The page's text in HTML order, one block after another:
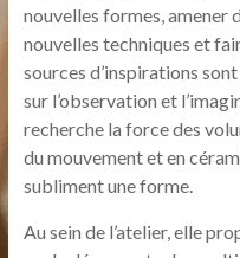
nouvelles formes, amener
nouvelles techniques et
sources d’inspirations
sur l’observation et
recherche la force des
du mouvement et en
subliment une forme.
Au sein de l’atelier, elle